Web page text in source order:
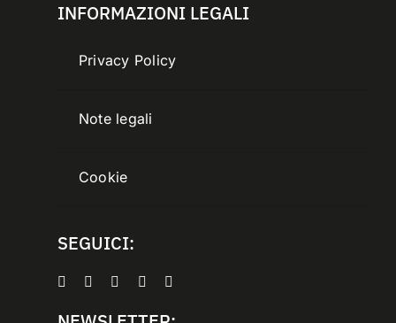
INFORMAZIONI LEGALI
Privacy Policy
Note legali
Cookie
SEGUICI: